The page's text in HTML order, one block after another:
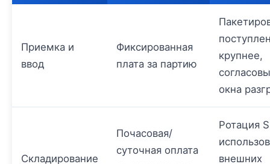
Приемка и
ввод
Фиксированная
плата за партию
крупнее,
окна
Складирование
Почасовая/
суточная оплата
Ротация
внешних